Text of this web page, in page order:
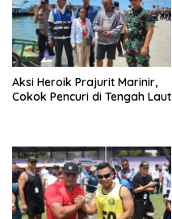
Aksi Heroik Prajurit Marinir,
Cokok Pencuri di Tengah Laut